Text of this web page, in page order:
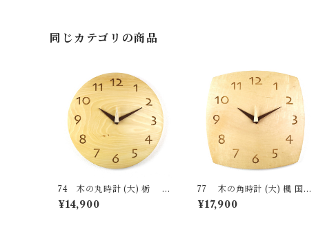
同じカテゴリの商品
74 木の丸時計 (大) 栃 国
産 一点物 SWING オリジナ
ル 無垢 新築祝い 結婚祝い
¥14,900
77 木の角時計 (大) 楓 国
産 一点物 SWING オリジナ
ル 無垢 新築祝い 結婚祝い
¥17,900